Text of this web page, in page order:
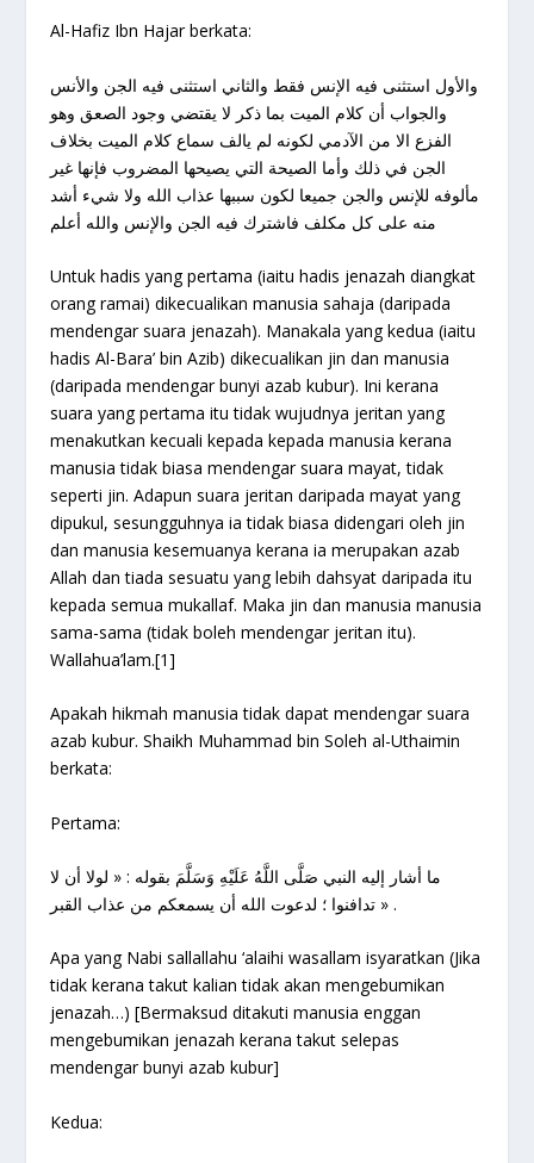
Al-Hafiz Ibn Hajar berkata:
والأول استثنى فيه الإنس فقط والثاني استثنى فيه الجن والأنس
والجواب أن كلام الميت بما ذكر لا يقتضي وجود الصعق وهو
الفزع الا من الآدمي لكونه لم يالف سماع كلام الميت بخلاف
الجن في ذلك وأما الصيحة التي يصيحها المضروب فإنها غير
مألوفه للإنس والجن جميعا لكون سببها عذاب الله ولا شيء أشد
منه على كل مكلف فاشترك فيه الجن والإنس والله أعلم
Untuk hadis yang pertama (iaitu hadis jenazah diangkat
orang ramai) dikecualikan manusia sahaja (daripada
mendengar suara jenazah). Manakala yang kedua (iaitu
hadis Al-Bara’ bin Azib) dikecualikan jin dan manusia
(daripada mendengar bunyi azab kubur). Ini kerana
suara yang pertama itu tidak wujudnya jeritan yang
menakutkan kecuali kepada kepada manusia kerana
manusia tidak biasa mendengar suara mayat, tidak
seperti jin. Adapun suara jeritan daripada mayat yang
dipukul, sesungguhnya ia tidak biasa didengari oleh jin
dan manusia kesemuanya kerana ia merupakan azab
Allah dan tiada sesuatu yang lebih dahsyat daripada itu
kepada semua mukallaf. Maka jin dan manusia manusia
sama-sama (tidak boleh mendengar jeritan itu).
Wallahua’lam.[1]
Apakah hikmah manusia tidak dapat mendengar suara
azab kubur. Shaikh Muhammad bin Soleh al-Uthaimin
berkata:
Pertama:
ما أشار إليه النبي صَلَّى اللَّهُ عَلَيْهِ وَسَلَّمَ بقوله : « لولا أن لا
تدافنوا ؛ لدعوت الله أن يسمعكم من عذاب القبر » .
Apa yang Nabi sallallahu ‘alaihi wasallam isyaratkan (Jika
tidak kerana takut kalian tidak akan mengebumikan
jenazah…) [Bermaksud ditakuti manusia enggan
mengebumikan jenazah kerana takut selepas
mendengar bunyi azab kubur]
Kedua: